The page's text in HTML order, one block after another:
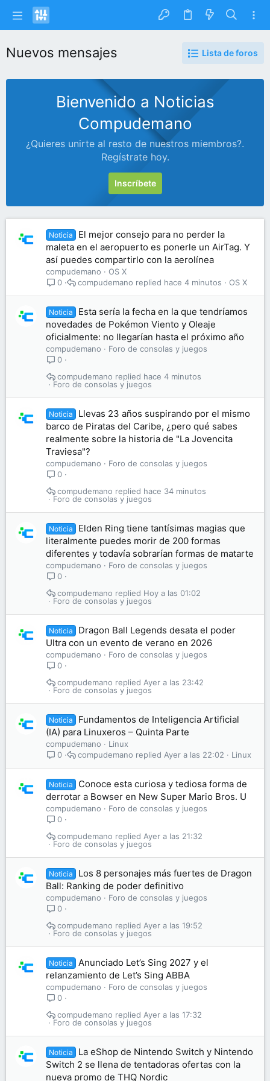
Nuevos mensajes Lista de foros
Bienvenido a Noticias
Compudemano
¿Quieres unirte al resto de nuestros miembros?.
Regístrate hoy.
Inscríbete
Noticia
El mejor consejo para no perder la
maleta en el aeropuerto es ponerle un AirTag. Y
así puedes compartirlo con la aerolínea
compudemano
OS X
0
OS X
hace 4 minutos
compudemano
Noticia
Esta sería la fecha en la que tendríamos
novedades de Pokémon Viento y Oleaje
oficialmente: no llegarían hasta el próximo año
compudemano
Foro de consolas y juegos
0
Foro de consolas y juegos
hace 4 minutos
compudemano
Noticia
Llevas 23 años suspirando por el mismo
barco de Piratas del Caribe, ¿pero qué sabes
realmente sobre la historia de "La Jovencita
Traviesa"?
compudemano
Foro de consolas y juegos
0
Foro de consolas y juegos
hace 34 minutos
compudemano
Noticia
Elden Ring tiene tantísimas magias que
literalmente puedes morir de 200 formas
diferentes y todavía sobrarían formas de matarte
compudemano
Foro de consolas y juegos
0
Foro de consolas y juegos
Hoy a las 01:02
compudemano
Noticia
Dragon Ball Legends desata el poder
Ultra con un evento de verano en 2026
compudemano
Foro de consolas y juegos
0
Foro de consolas y juegos
Ayer a las 23:42
compudemano
Noticia
Fundamentos de Inteligencia Artificial
(IA) para Linuxeros – Quinta Parte
compudemano
Linux
0
Linux
Ayer a las 22:02
compudemano
Noticia
Conoce esta curiosa y tediosa forma de
derrotar a Bowser en New Super Mario Bros. U
compudemano
Foro de consolas y juegos
0
Foro de consolas y juegos
Ayer a las 21:32
compudemano
Noticia
Los 8 personajes más fuertes de Dragon
Ball: Ranking de poder definitivo
compudemano
Foro de consolas y juegos
0
Foro de consolas y juegos
Ayer a las 19:52
compudemano
Noticia
Anunciado Let’s Sing 2027 y el
relanzamiento de Let’s Sing ABBA
compudemano
Foro de consolas y juegos
0
Foro de consolas y juegos
Ayer a las 17:32
compudemano
Noticia
La eShop de Nintendo Switch y Nintendo
Switch 2 se llena de tentadoras ofertas con la
nueva promo de THQ Nordic